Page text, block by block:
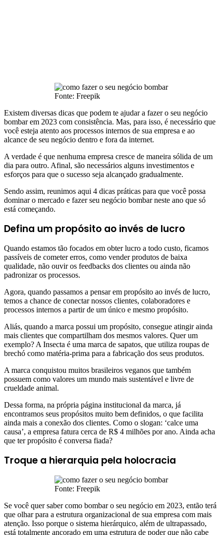
Fonte: Freepik
Existem diversas dicas que podem te ajudar a fazer o seu negócio
bombar em 2023 com consistência. Mas, para isso, é necessário que
você esteja atento aos processos internos de sua empresa e ao
alcance de seu negócio dentro e fora da internet.
A verdade é que nenhuma empresa cresce de maneira sólida de um
dia para outro. Afinal, são necessários alguns investimentos e
esforços para que o sucesso seja alcançado gradualmente.
Sendo assim, reunimos aqui 4 dicas práticas para que você possa
dominar o mercado e fazer seu negócio bombar neste ano que só
está começando.
Defina um propósito ao invés de lucro
Quando estamos tão focados em obter lucro a todo custo, ficamos
passíveis de cometer erros, como vender produtos de baixa
qualidade, não ouvir os feedbacks dos clientes ou ainda não
padronizar os processos.
Agora, quando passamos a pensar em propósito ao invés de lucro,
temos a chance de conectar nossos clientes, colaboradores e
processos internos a partir de um único e mesmo propósito.
Aliás, quando a marca possui um propósito, consegue atingir ainda
mais clientes que compartilham dos mesmos valores. Quer um
exemplo? A Insecta é uma marca de sapatos, que utiliza roupas de
brechó como matéria-prima para a fabricação dos seus produtos.
A marca conquistou muitos brasileiros veganos que também
possuem como valores um mundo mais sustentável e livre de
crueldade animal.
Dessa forma, na própria página institucional da marca, já
encontramos seus propósitos muito bem definidos, o que facilita
ainda mais a conexão dos clientes. Como o slogan: ‘calce uma
causa’, a empresa fatura cerca de R$ 4 milhões por ano. Ainda acha
que ter propósito é conversa fiada?
Troque a hierarquia pela holocracia
Fonte: Freepik
Se você quer saber como bombar o seu negócio em 2023, então terá
que olhar para a estrutura organizacional de sua empresa com mais
atenção. Isso porque o sistema hierárquico, além de ultrapassado,
está totalmente ancorado em uma estrutura de poder que não cabe